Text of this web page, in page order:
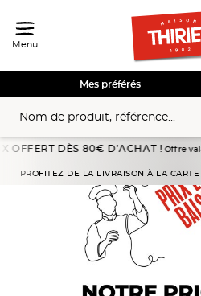
Menu Total de mes achats
Voir mon
Voir mon
Voir mon
Voir mon
Mes préférés
DÈS 80€ D’ACHAT !Offre valable pour
PROFITEZ DE LA LIVRAISON À LA